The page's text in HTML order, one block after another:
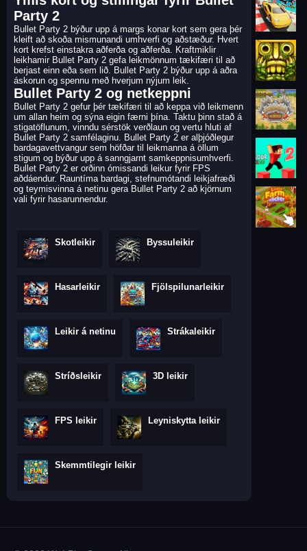
Party 2
Bullet Party 2 býður upp á margs konar kort sem gera þér
kleift að skoða mismunandi umhverfi og aðstæður. Hvert
kort krefst einstakra aðferða og aðferða. Kraftmiklir
leikhamir Bullet Party 2 gefa leikmönnum tækifæri til að
berjast einn eða sem lið. Bullet Party 2 býður upp á aðra
áskorun og spennu með hverjum nýjum leik.
Bullet Party 2 og netkeppni
Bullet Party 2 gefur þér tækifæri til að keppa við leikmenn
um allan heim og sýna eigin færni þína. Taktu þinn stað á
stigatöflunum, vinndu sérstök verðlaun og vertu hluti af
Bullet Party 2 samfélaginu. Bullet Party 2 er alþjóðlegur
bardagavettvangur sem höfðar til leikmanna á öllum
stigum og býður upp á sanngjarnt samkeppnisumhverfi.
Bullet Party 2 er orðinn ómissandi leikur fyrir FPS
aðdáendur. Rauntíma bardagi, stefnumótandi leikjafræði
og teymisvinna á netinu gera Bullet Party 2 að kjörnum
vali fyrir hasarunnendur.
Skotleikir Byssuleikir
Hasarleikir Fjölspilunarleikir
Leikir á netinu Strákaleikir
Stríðsleikir 3D leikir
FPS leikir Leyniskytta leikir
Skemmtilegir leikir